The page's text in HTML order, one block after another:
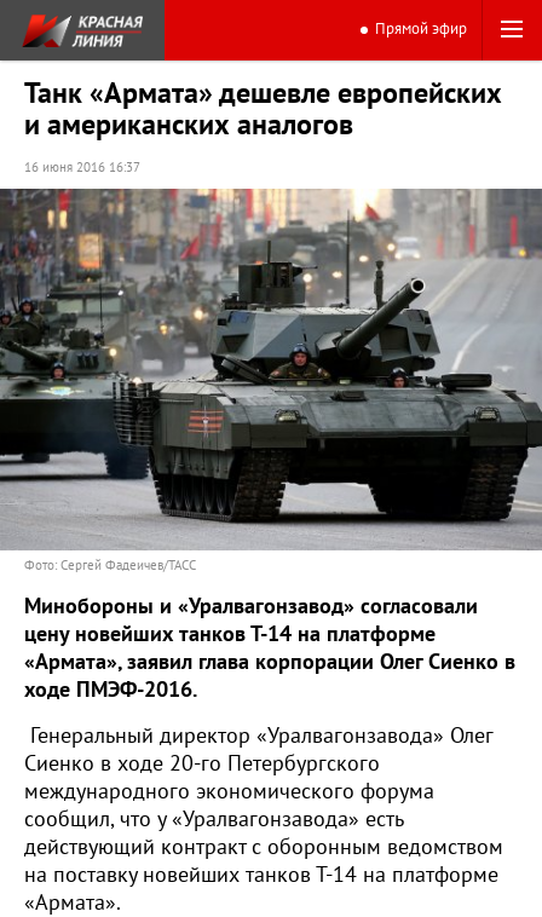
Прямой эфир
Танк «Армата» дешевле европейских
и американских аналогов
16 июня 2016 16:37
Фото: Сергей Фадеичев/ТАСС
Минобороны и «Уралвагонзавод» согласовали
цену новейших танков Т-14 на платформе
«Армата», заявил глава корпорации Олег Сиенко в
ходе ПМЭФ-2016.
Генеральный директор «Уралвагонзавода» Олег
Сиенко в ходе 20-го Петербургского
международного экономического форума
сообщил, что у «Уралвагонзавода» есть
действующий контракт с оборонным ведомством
на поставку новейших танков Т-14 на платформе
«Армата».